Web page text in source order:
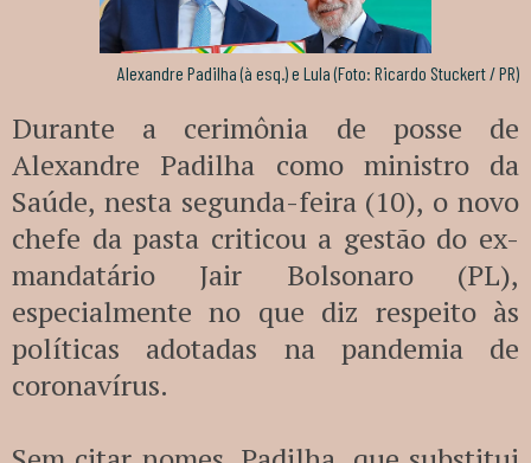
Alexandre Padilha (à esq.) e Lula (Foto: Ricardo Stuckert / PR)
Durante a cerimônia de posse de
Alexandre Padilha como ministro da
Saúde, nesta segunda-feira (10), o novo
chefe da pasta criticou a gestão do ex-
mandatário Jair Bolsonaro (PL),
especialmente no que diz respeito às
políticas adotadas na pandemia de
coronavírus.